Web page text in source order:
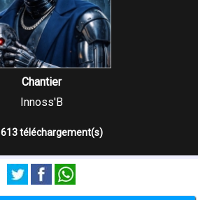
Chantier
Innoss'B
613 téléchargement(s)